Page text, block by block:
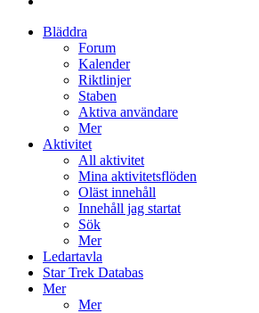
Bläddra
Forum
Kalender
Riktlinjer
Staben
Aktiva användare
Mer
Aktivitet
All aktivitet
Mina aktivitetsflöden
Oläst innehåll
Innehåll jag startat
Sök
Mer
Ledartavla
Star Trek Databas
Mer
Mer